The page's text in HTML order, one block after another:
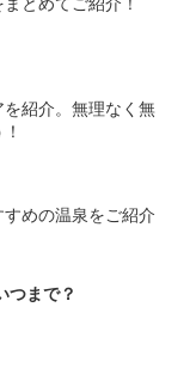
紹介。無理なく無
めの温泉をご紹介
つまで？